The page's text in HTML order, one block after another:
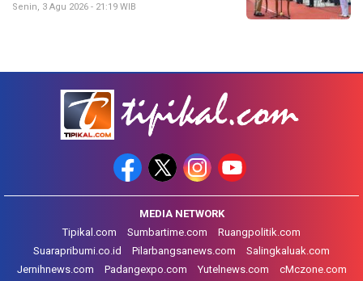
Senin, 3 Agu 2026 - 21:19 WIB
MEDIA NETWORK
Tipikal.com
Sumbartime.com
Ruangpolitik.com
Suarapribumi.co.id
Pilarbangsanews.com
Salingkaluak.com
Jernihnews.com
Padangexpo.com Yutelnews.com
cMczone.com